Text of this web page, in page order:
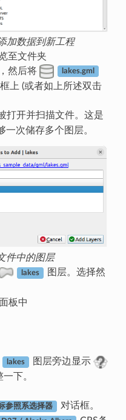
加数据到新工程
至文件夹
，然后将 lakes.gml
上 (或者如上所述双击
打开并扫描文件。这是
一次储存多个图层。
件中的图层
lakes
图层。选择然
面板中
lakes 图层旁边显示
下。
参照系选择器
对话框。